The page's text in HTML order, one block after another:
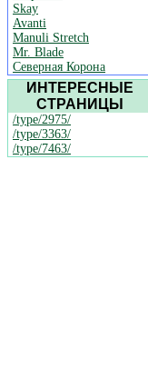
Skay
Avanti
Manuli Stretch
Mr. Blade
Северная Корона
ИНТЕРЕСНЫЕ
СТРАНИЦЫ
/type/2975/
/type/3363/
/type/7463/